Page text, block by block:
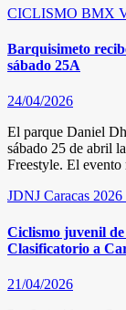
CICLISMO BMX
Barquisimeto
sábado 25A
24/04/2026
El parque Daniel
sábado 25 de abril
Freestyle. El
JDNJ Caracas 2026
Ciclismo juvenil
Clasificatorio a
21/04/2026